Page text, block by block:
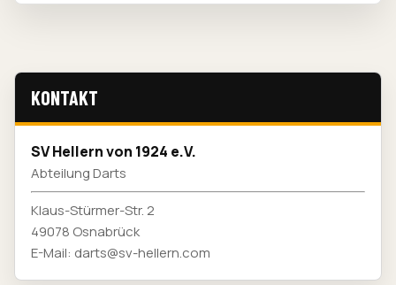
KONTAKT
SV Hellern von 1924 e.V.
Abteilung Darts
Klaus-Stürmer-Str. 2
49078 Osnabrück
E-Mail: darts@sv-hellern.com